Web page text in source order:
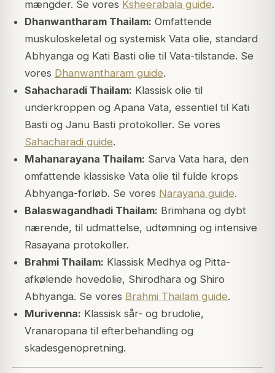
mængder. Se vores Ksheerabala guide.
Dhanwantharam Thailam: Omfattende
muskuloskeletal og systemisk Vata olie, standard
Abhyanga og Kati Basti olie til Vata-tilstande. Se
vores Dhanwantharam guide.
Sahacharadi Thailam: Klassisk olie til
underkroppen og Apana Vata, essentiel til Kati
Basti og Janu Basti protokoller. Se vores
Sahacharadi guide.
Mahanarayana Thailam: Sarva Vata hara, den
omfattende klassiske Vata olie til fulde krops
Abhyanga-forløb. Se vores Narayana guide.
Balaswagandhadi Thailam: Brimhana og dybt
nærende, til udmattelse, udtømning og intensive
Rasayana protokoller.
Brahmi Thailam: Klassisk Medhya og Pitta-
afkølende hovedolie, Shirodhara og Shiro
Abhyanga. Se vores Brahmi Thailam guide.
Murivenna: Klassisk sår- og brudolie,
Vranaropana til efterbehandling og
skadesgenopretning.